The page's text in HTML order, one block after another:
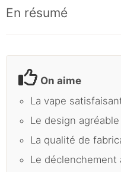
En résumé
On aime
La vape
Le design
La qualité de
Le déclenchement